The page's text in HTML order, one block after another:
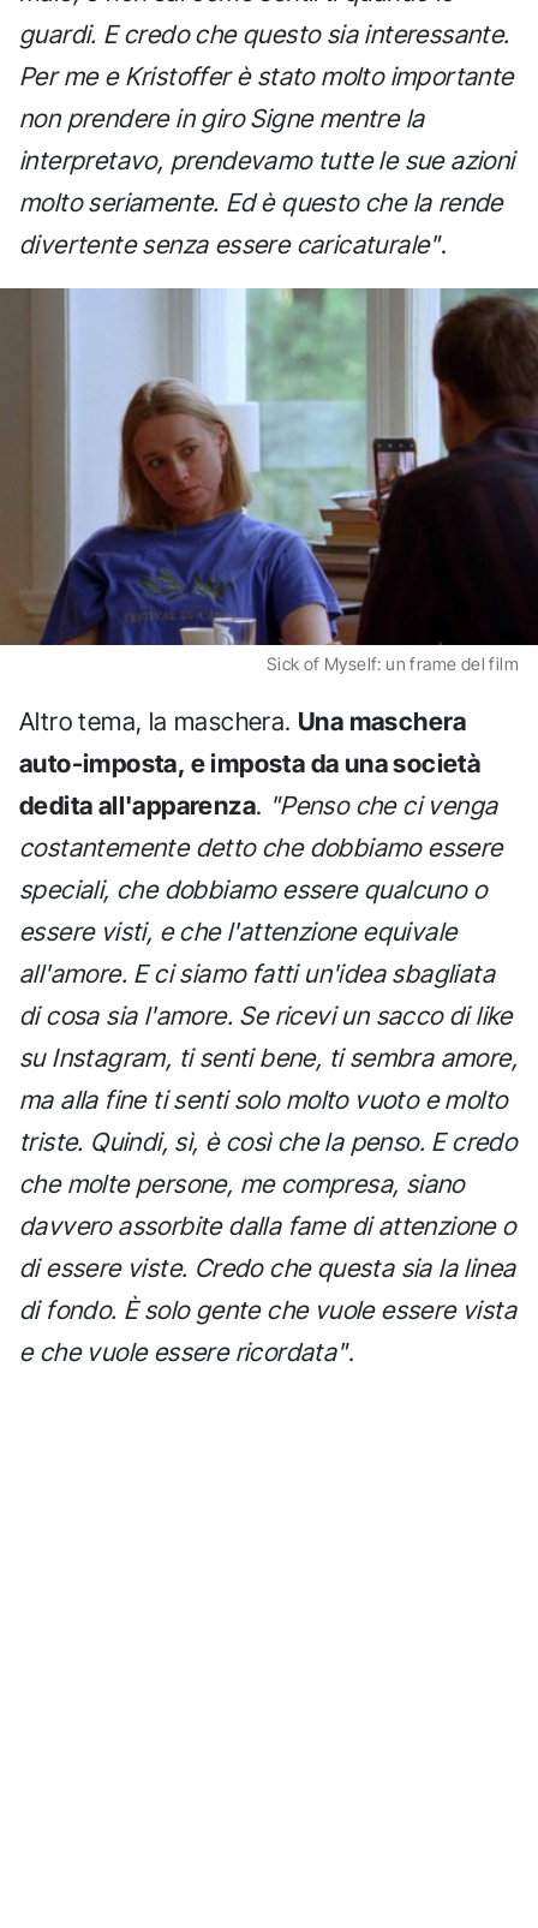
guardi. E credo che questo sia interessante.
Per me e Kristoffer è stato molto importante
non prendere in giro Signe mentre la
interpretavo, prendevamo tutte le sue azioni
molto seriamente. Ed è questo che la rende
divertente senza essere caricaturale".
Sick of Myself: un frame del film
Altro tema, la maschera. Una maschera
auto-imposta, e imposta da una società
dedita all'apparenza. "Penso che ci venga
costantemente detto che dobbiamo essere
speciali, che dobbiamo essere qualcuno o
essere visti, e che l'attenzione equivale
all'amore. E ci siamo fatti un'idea sbagliata
di cosa sia l'amore. Se ricevi un sacco di like
su Instagram, ti senti bene, ti sembra amore,
ma alla fine ti senti solo molto vuoto e molto
triste. Quindi, sì, è così che la penso. E credo
che molte persone, me compresa, siano
davvero assorbite dalla fame di attenzione o
di essere viste. Credo che questa sia la linea
di fondo. È solo gente che vuole essere vista
e che vuole essere ricordata".